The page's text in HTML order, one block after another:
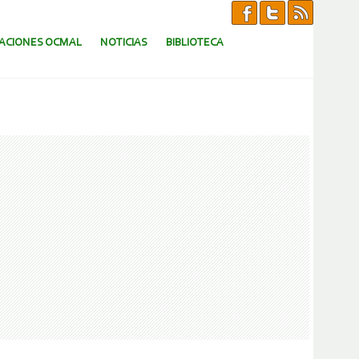
OCMAL NOTICIAS BIBLIOTECA